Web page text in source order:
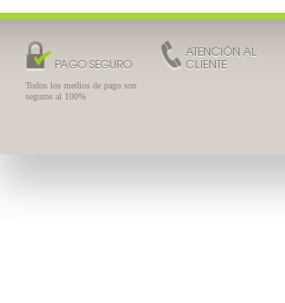
PAGO SEGURO
Todos los medios de pago son
seguros al 100%
ATENCIÓN AL
CLIENTE